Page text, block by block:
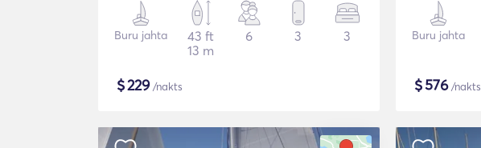
Buru jahta
43 ft
13 m
6 3 3
$229/nakts
Buru jahta
$576/nakts